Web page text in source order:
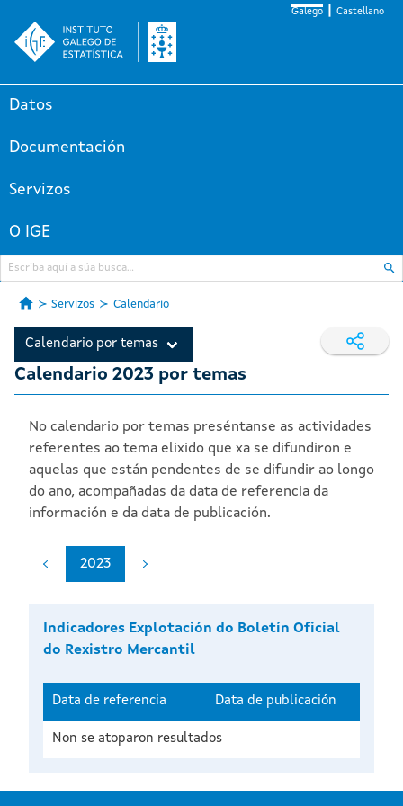
Galego Castellano
Datos
Documentación
Servizos
O IGE
Servizos Calendario
Calendario por temas
Calendario 2023 por temas
No calendario por temas preséntanse as actividades
referentes ao tema elixido que xa se difundiron e
aquelas que están pendentes de se difundir ao longo
do ano, acompañadas da data de referencia da
información e da data de publicación.
2023
Indicadores Explotación do Boletín Oficial
do Rexistro Mercantil
Data de referencia Data de publicación
Non se atoparon resultados